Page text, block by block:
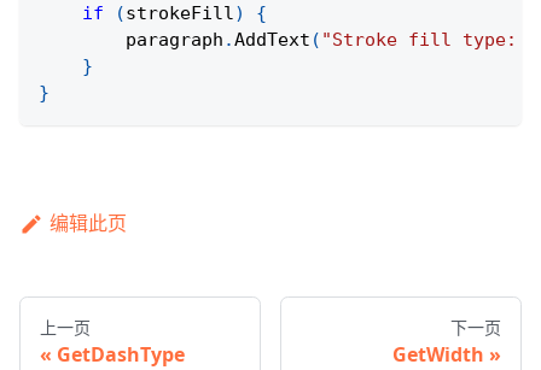
if
(strokeFill)
{
        paragraph
.AddText ( "Stroke fill type: "
}
}
编辑此页
上一页
GetDashType
下一页
GetWidth